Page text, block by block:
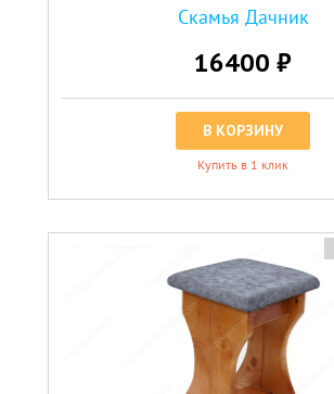
Скамья Дачник
16400 ₽
В КОРЗИНУ
Купить в 1 клик